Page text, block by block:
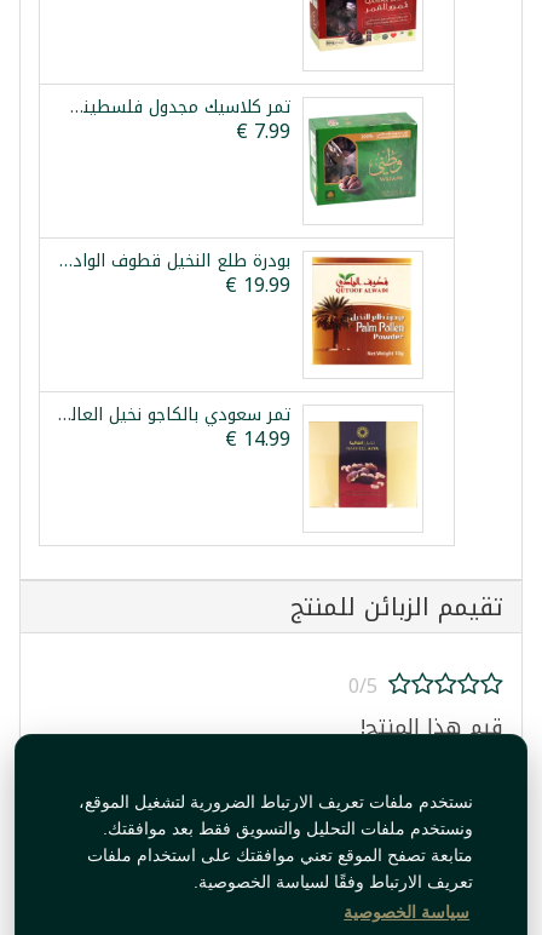
نستخدم ملفات تعريف الارتباط الضرورية لتشغيل الموقع،
ونستخدم ملفات التحليل والتسويق فقط بعد موافقتك.
متابعة تصفح الموقع تعني موافقتك على استخدام ملفات
تعريف الارتباط وفقًا لسياسة الخصوصية.
سياسة الخصوصية
تمر كلاسيك مجدول فلسطيني وطني 750غ
بودرة طلع النخيل قطوف الوادي 10غ
تمر سعودي بالكاجو نخيل العالية 250غ
تقيمم الزبائن للمنتج
0/5
قيم هذا المنتج!
قيم المنتج